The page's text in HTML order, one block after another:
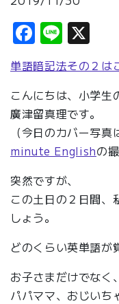
Line
単語暗記法その２は
こんにちは、小学生
廣津留真理です。
（今日のカバー写
minute Englishの
突然ですが、
この土日の２日間、
しょう。
どのくらい英単語が
お子さまだけでなく、
パパママ、おじいち